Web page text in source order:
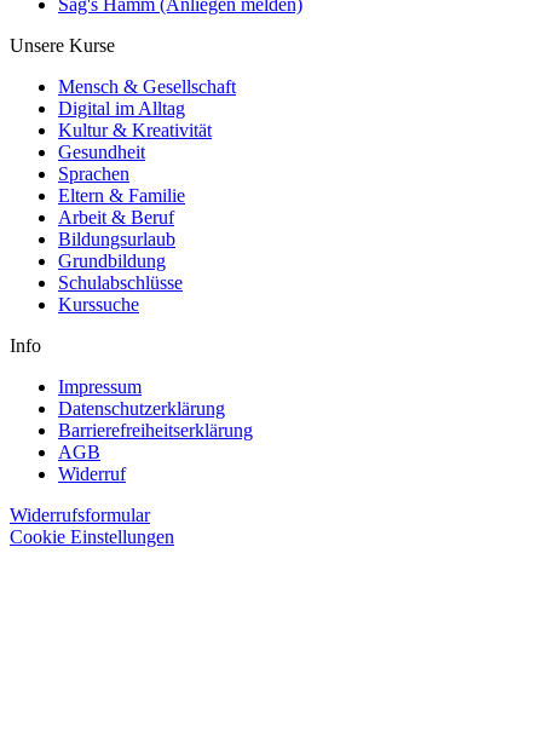
Sag's Hamm (Anliegen melden)
Unsere Kurse
Mensch & Gesellschaft
Digital im Alltag
Kultur & Kreativität
Gesundheit
Sprachen
Eltern & Familie
Arbeit & Beruf
Bildungsurlaub
Grundbildung
Schulabschlüsse
Kurssuche
Info
Impressum
Datenschutzerklärung
Barrierefreiheitserklärung
AGB
Widerruf
Widerrufsformular
Cookie Einstellungen